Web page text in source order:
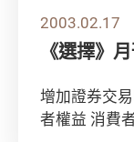
2003.02.17
《選擇》
增加證券交
者權益 消費